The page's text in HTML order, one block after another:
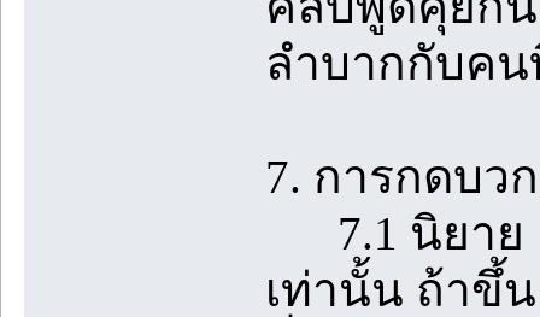
ลำบากกับค
7. การกดบว
7.1 นิยาย
เท่านั้น ถ้าขึ้